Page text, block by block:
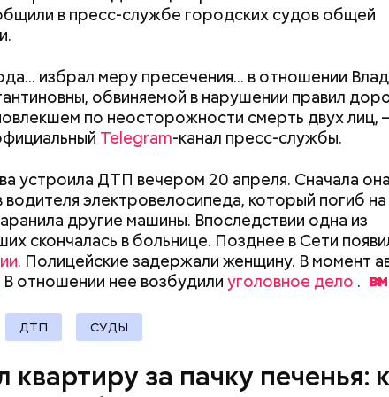
в пресс-службе городских судов общей
избрал меру пресечения... в отношении
обвиняемой в нарушении правил
по неосторожности смерть двух лиц,
Telegram-канал пресс-службы.
устроила ДТП вечером 20 апреля. Сначала она
водителя электровелосипеда, который погиб
другие машины. Впоследствии одна из
скончалась в больнице. Позднее в Сети
. Полицейские задержали женщину. В момент
В отношении нее возбудили уголовное дело .
ДТП СУДЫ
квартиру за пачку печенья:
отравить только отчима. Тогда следователи
мотивом преступления была квартира
их смерти перешла бы сыну. Но спустя
заявил, что ранее уже травил других людей.
Как получить до 100 тысяч
трудной ситуации: кто может
Как узнать,
искать